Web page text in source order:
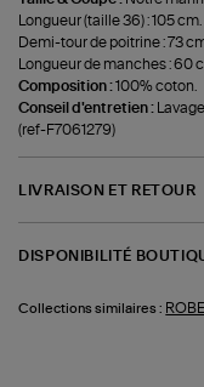
Longueur (taille 36) : 105 cm.
Demi-tour de poitrine : 73
Longueur de manches : 60
Composition :100% coton.
Conseil d'entretien :
(ref-F7061279)
LIVRAISON ET RETOUR
DISPONIBILITÉ
Collections similaires :